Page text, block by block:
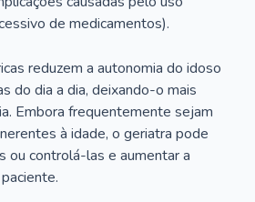
de medicamentos).
reduzem a autonomia do idoso
do dia a dia, deixando-o mais
Embora frequentemente sejam
à idade, o geriatra pode
ou controlá-las e aumentar a